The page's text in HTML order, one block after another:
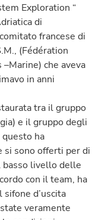
Exploration “
di
francese di
(Fédération
–Marine) che aveva
in anni
tra il gruppo
e il gruppo degli
ha
si sono offerti per di
basso livello delle
con il team, ha
sifone d’uscita
veramente